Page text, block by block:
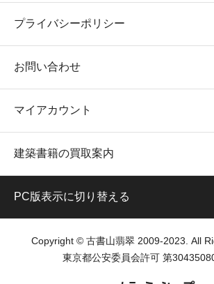
プライバシーポリシー
お問い合わせ
マイアカウント
建築書籍の買取案内
PC版表示に切り替える
Copyright © 古書山翡翠 2009-2023. All
東京都公安委員会許可 第